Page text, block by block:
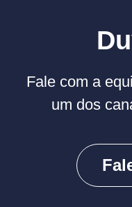
Fale com a
um dos